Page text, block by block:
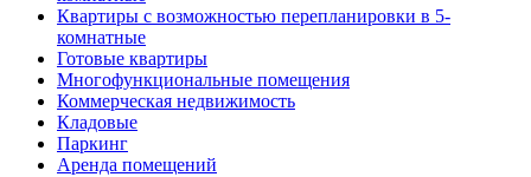
Квартиры с возможностью перепланировки в 5-
комнатные
Готовые квартиры
Многофункциональные помещения
Коммерческая недвижимость
Кладовые
Паркинг
Аренда помещений